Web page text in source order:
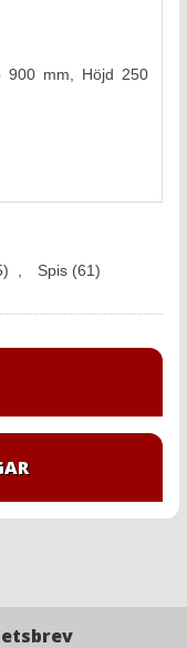
900 mm, Höjd 250
Spis (61)